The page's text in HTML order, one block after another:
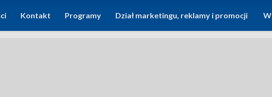
Kontakt Programy Dział marketingu, reklamy i promocji